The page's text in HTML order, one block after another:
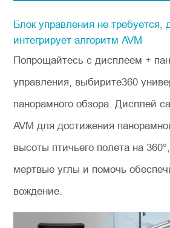
Блок управления не требуется,
интегрирует алгоритм AVM
Попрощайтесь с дисплеем +
управления, выбирите360
панорамного обзора. Дисплей
AVM для достижения
высоты птичьего полета на
мертвые углы и помочь
вождение.